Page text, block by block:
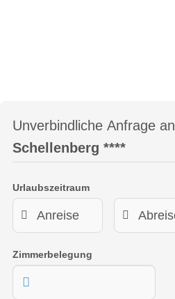
Unverbindliche Anfrage an
Schellenberg ****
Urlaubszeitraum
Zimmerbelegung